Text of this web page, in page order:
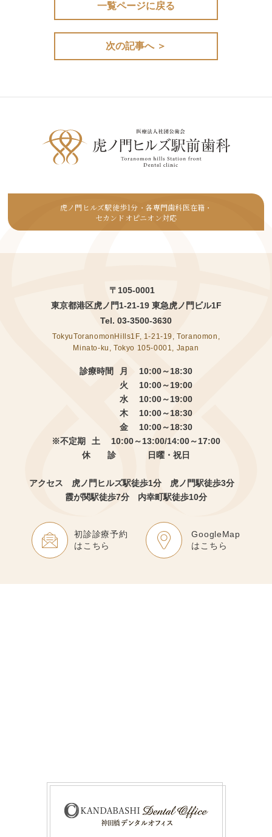
一覧ページに戻る
次の記事へ ＞
虎ノ門ヒルズ駅徒歩1分 ・各専門歯科医在籍 ・
セカンドオピニオン対応
〒105-0001
東京都港区虎ノ門1-21-19 東急虎ノ門ビル1F
Tel. 03-3500-3630
TokyuToranomonHills1F, 1-21-19, Toranomon,
Minato-ku, Tokyo 105-0001, Japan
診療時間
月 10:00～18:30
火 10:00～19:00
水 10:00～19:00
木 10:00～18:30
金 10:00～18:30
※不定期
土 10:00～13:00/14:00～17:00
休 診
日曜・祝日
アクセス 虎ノ門ヒルズ駅徒歩1分 虎ノ門駅徒歩3分
霞が関駅徒歩7分 内幸町駅徒歩10分
初診診療予約
はこちら
GoogleMap
はこちら